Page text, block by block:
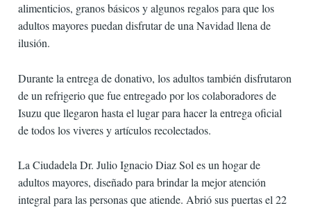
alimenticios, granos básicos y algunos regalos para que los
adultos mayores puedan disfrutar de una Navidad llena de
ilusión.
Durante la entrega de donativo, los adultos también disfrutaron
de un refrigerio que fue entregado por los colaboradores de
Isuzu que llegaron hasta el lugar para hacer la entrega oficial
de todos los viveres y artículos recolectados.
La Ciudadela Dr. Julio Ignacio Diaz Sol es un hogar de
adultos mayores, diseñado para brindar la mejor atención
integral para las personas que atiende. Abrió sus puertas el 22